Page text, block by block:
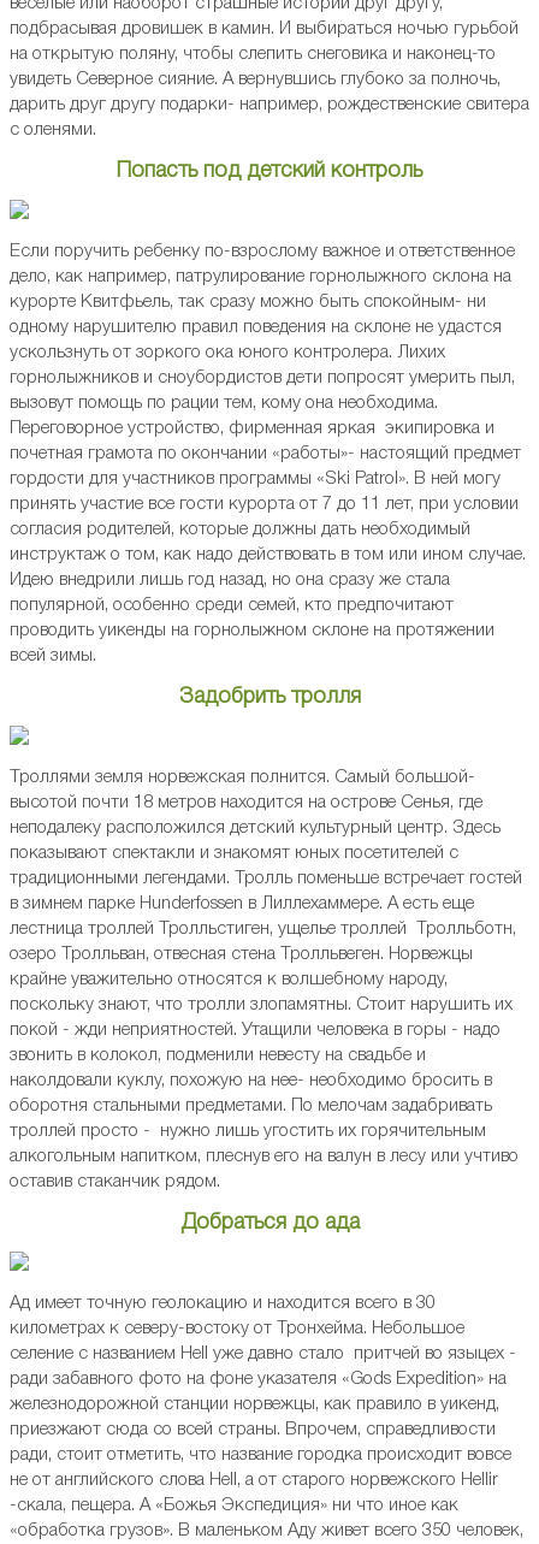
веселые или наоборот страшные истории друг другу,
подбрасывая дровишек в камин. И выбираться ночью гурьбой
на открытую поляну, чтобы слепить снеговика и наконец-то
увидеть Северное сияние. А вернувшись глубоко за полночь,
дарить друг другу подарки- например, рождественские свитера
с оленями.
Попасть под детский контроль
Если поручить ребенку по-взрослому важное и ответственное
дело, как например, патрулирование горнолыжного склона на
курорте Квитфьель, так сразу можно быть спокойным- ни
одному нарушителю правил поведения на склоне не удастся
ускользнуть от зоркого ока юного контролера. Лихих
горнолыжников и сноубордистов дети попросят умерить пыл,
вызовут помощь по рации тем, кому она необходима.
Переговорное устройство, фирменная яркая экипировка и
почетная грамота по окончании «работы»- настоящий предмет
гордости для участников программы «Ski Patrol». В ней могу
принять участие все гости курорта от 7 до 11 лет, при условии
согласия родителей, которые должны дать необходимый
инструктаж о том, как надо действовать в том или ином случае.
Идею внедрили лишь год назад, но она сразу же стала
популярной, особенно среди семей, кто предпочитают
проводить уикенды на горнолыжном склоне на протяжении
всей зимы.
Задобрить тролля
Троллями земля норвежская полнится. Самый большой-
высотой почти 18 метров находится на острове Сенья, где
неподалеку расположился детский культурный центр. Здесь
показывают спектакли и знакомят юных посетителей с
традиционными легендами. Тролль поменьше встречает гостей
в зимнем парке Hunderfossen в Лиллехаммере. А есть еще
лестница троллей Тролльстиген, ущелье троллей Тролльботн,
озеро Тролльван, отвесная стена Тролльвеген. Норвежцы
крайне уважительно относятся к волшебному народу,
поскольку знают, что тролли злопамятны. Стоит нарушить их
покой - жди неприятностей. Утащили человека в горы - надо
звонить в колокол, подменили невесту на свадьбе и
наколдовали куклу, похожую на нее- необходимо бросить в
оборотня стальными предметами. По мелочам задабривать
троллей просто - нужно лишь угостить их горячительным
алкогольным напитком, плеснув его на валун в лесу или учтиво
оставив стаканчик рядом.
Добраться до ада
Ад имеет точную геолокацию и находится всего в 30
километрах к северу-востоку от Тронхейма. Небольшое
селение с названием Hell уже давно стало притчей во языцех -
ради забавного фото на фоне указателя «Gods Expedition» на
железнодорожной станции норвежцы, как правило в уикенд,
приезжают сюда со всей страны. Впрочем, справедливости
ради, стоит отметить, что название городка происходит вовсе
не от английского слова Hell, а от старого норвежского Hellir
-скала, пещера. А «Божья Экспедиция» ни что иное как
«обработка грузов». В маленьком Аду живет всего 350 человек,